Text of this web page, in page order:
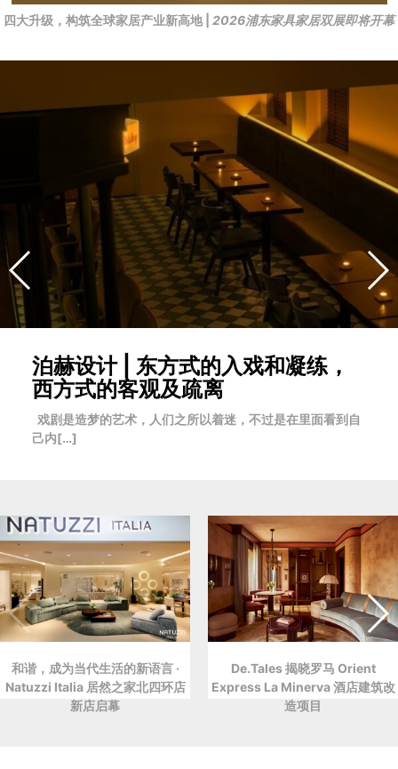
四大升级，构筑全球家居产业新高地 | 2026浦东家具家居双展即将开幕
泊赫设计 | 东方式的入戏和凝练，
西方式的客观及疏离
戏剧是造梦的艺术，人们之所以着迷，不过是在里面看到自
己内[…]
和谐，成为当代生活的新语言 ·
Natuzzi Italia 居然之家北四环店
新店启幕
De.Tales 揭晓罗马 Orient
Express La Minerva 酒店建筑改
造项目